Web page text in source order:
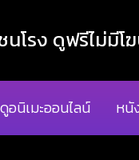
โรง ดูฟรีไม่มีโ
ดูอนิเมะออนไลน์ หนั